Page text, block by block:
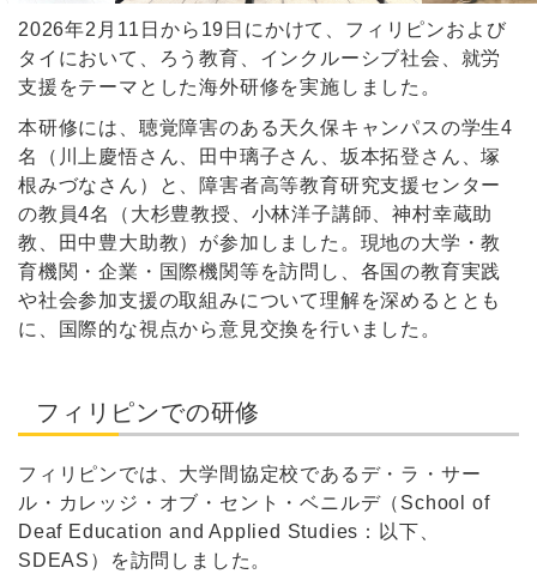
2026年2月11日から19日にかけて、フィリピンおよび
タイにおいて、ろう教育、インクルーシブ社会、就労
支援をテーマとした海外研修を実施しました。
本研修には、聴覚障害のある天久保キャンパスの学生4
名（川上慶悟さん、田中璃子さん、坂本拓登さん、塚
根みづなさん）と、障害者高等教育研究支援センター
の教員4名（大杉豊教授、小林洋子講師、神村幸蔵助
教、田中豊大助教）が参加しました。現地の大学・教
育機関・企業・国際機関等を訪問し、各国の教育実践
や社会参加支援の取組みについて理解を深めるととも
に、国際的な視点から意見交換を行いました。
フィリピンでの研修
フィリピンでは、大学間協定校であるデ・ラ・サー
ル・カレッジ・オブ・セント・ベニルデ（School of
Deaf Education and Applied Studies：以下、
SDEAS）を訪問しました。